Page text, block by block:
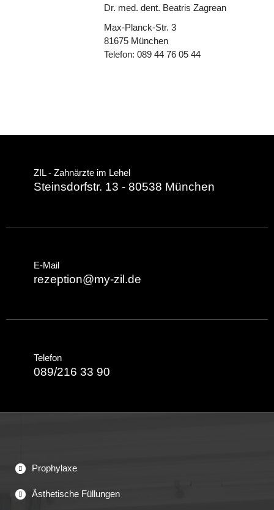
Dr. med. dent. Beatris Zagrean
Max-Planck-Str. 3
81675 München
Telefon: 089 44 76 05 44
ZIL - Zahnärzte im Lehel
Steinsdorfstr. 13 - 80538 München
E-Mail
rezeption@my-zil.de
Telefon
089/216 33 90
Prophylaxe
Ästhetische Füllungen